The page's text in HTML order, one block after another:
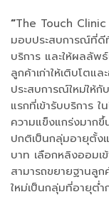
“The Touch Clinic
มอบประสบการณ์ที่ดี
บริการ และให้ผลลัพ
ลูกค้าเก่าให้เติบโต
ประสบการณ์ใหม่ให้กั
แรกที่เข้ารับบริการ
ความแข็งแกร่งมาก
ปกติเป็นกลุ่มอายุตั้ง
บาท เลือกหลิงออมเ
สามารถขยายฐานลู
ใหม่เป็นกลุ่มที่อายุต่